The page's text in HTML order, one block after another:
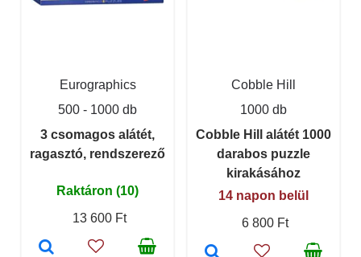
Eurographics
500 - 1000 db
3 csomagos alátét,
ragasztó, rendszerező
Raktáron (10)
13 600 Ft
Cobble Hill
1000 db
Cobble Hill alátét 1000
darabos puzzle
kirakásához
14 napon belül
6 800 Ft